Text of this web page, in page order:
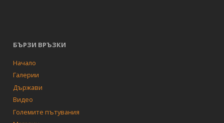
БЪРЗИ ВРЪЗКИ
Начало
Галерии
Държави
Видео
Големите пътувания